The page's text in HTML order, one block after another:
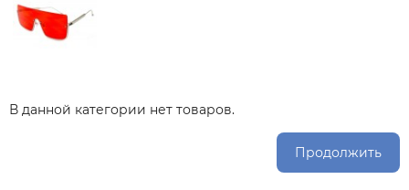
В данной категории нет товаров.
Продолжить